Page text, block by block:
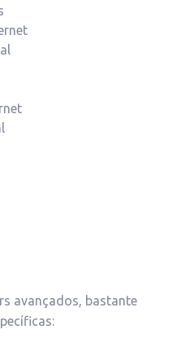
avançados, bastante